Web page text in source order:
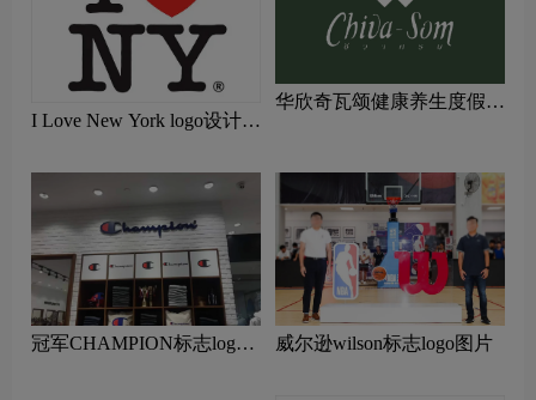
I Love New York logo设计含
华欣奇瓦颂健康养生度假村
冠军CHAMPION标志logo
威尔逊wilson标志logo图片